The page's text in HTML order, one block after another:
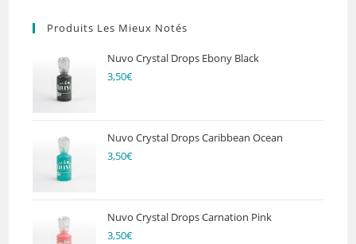
Produits Les Mieux Notés
Nuvo Crystal Drops Ebony Black
3,50€
Nuvo Crystal Drops Caribbean Ocean
3,50€
Nuvo Crystal Drops Carnation Pink
3,50€